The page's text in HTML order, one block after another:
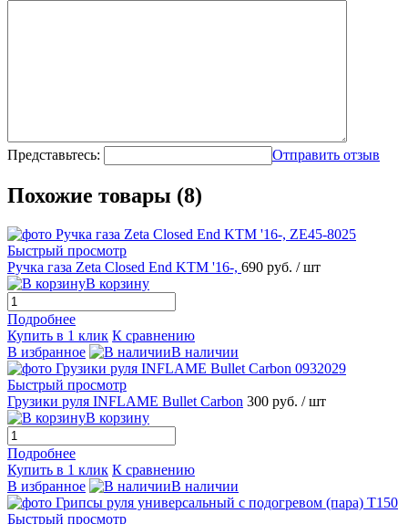
Представьтесь: Отправить отзыв
Похожие товары (8)
Быстрый просмотр
Ручка газа Zeta Closed End KTM '16-, 690 руб. / шт
В корзину
Подробнее
Купить в 1 клик К сравнению
В избранное
В наличии
Быстрый просмотр
Грузики руля INFLAME Bullet Carbon 300 руб. / шт
В корзину
Подробнее
Купить в 1 клик К сравнению
В избранное
В наличии
Быстрый просмотр